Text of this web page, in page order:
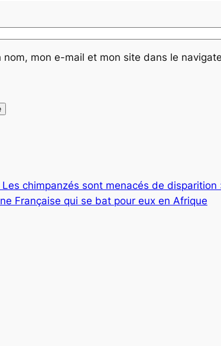
nom, mon e-mail et mon site dans le
Les chimpanzés sont menacés de disparition
Française qui se bat pour eux en Afrique